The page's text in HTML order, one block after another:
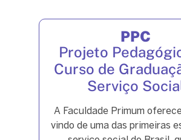
PPC
Projeto
Curso de
Serviço
A Faculdade Primum
vindo de uma das primeiras